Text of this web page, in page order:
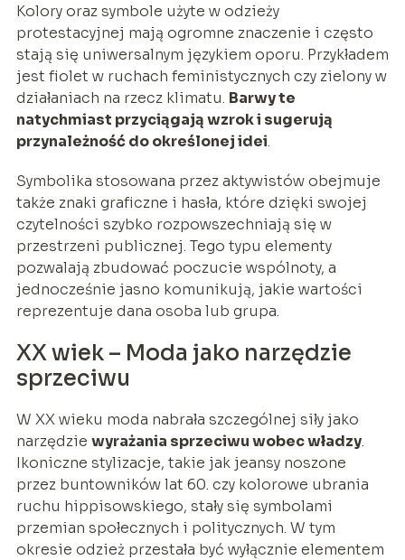
Kolory oraz symbole użyte w odzieży
protestacyjnej mają ogromne znaczenie i często
stają się uniwersalnym językiem oporu. Przykładem
jest fiolet w ruchach feministycznych czy zielony w
działaniach na rzecz klimatu. Barwy te
natychmiast przyciągają wzrok i sugerują
przynależność do określonej idei.
Symbolika stosowana przez aktywistów obejmuje
także znaki graficzne i hasła, które dzięki swojej
czytelności szybko rozpowszechniają się w
przestrzeni publicznej. Tego typu elementy
pozwalają zbudować poczucie wspólnoty, a
jednocześnie jasno komunikują, jakie wartości
reprezentuje dana osoba lub grupa.
XX wiek – Moda jako narzędzie
sprzeciwu
W XX wieku moda nabrała szczególnej siły jako
narzędzie wyrażania sprzeciwu wobec władzy.
Ikoniczne stylizacje, takie jak jeansy noszone
przez buntowników lat 60. czy kolorowe ubrania
ruchu hippisowskiego, stały się symbolami
przemian społecznych i politycznych. W tym
okresie odzież przestała być wyłącznie elementem